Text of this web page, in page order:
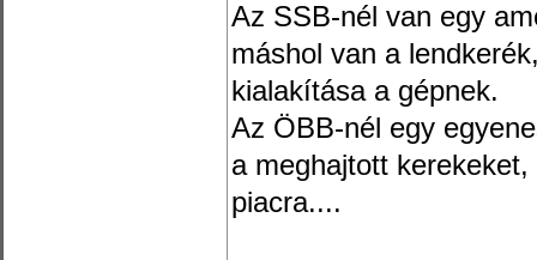
Az SSB-nél van egy
máshol van a
kialakítása a gépnek.
Az ÖBB-nél egy
a meghajtott
piacra....